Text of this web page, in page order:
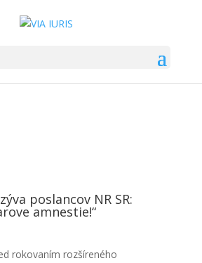
poslancov NR SR:
amnestie!“
rokovaním rozšíreného